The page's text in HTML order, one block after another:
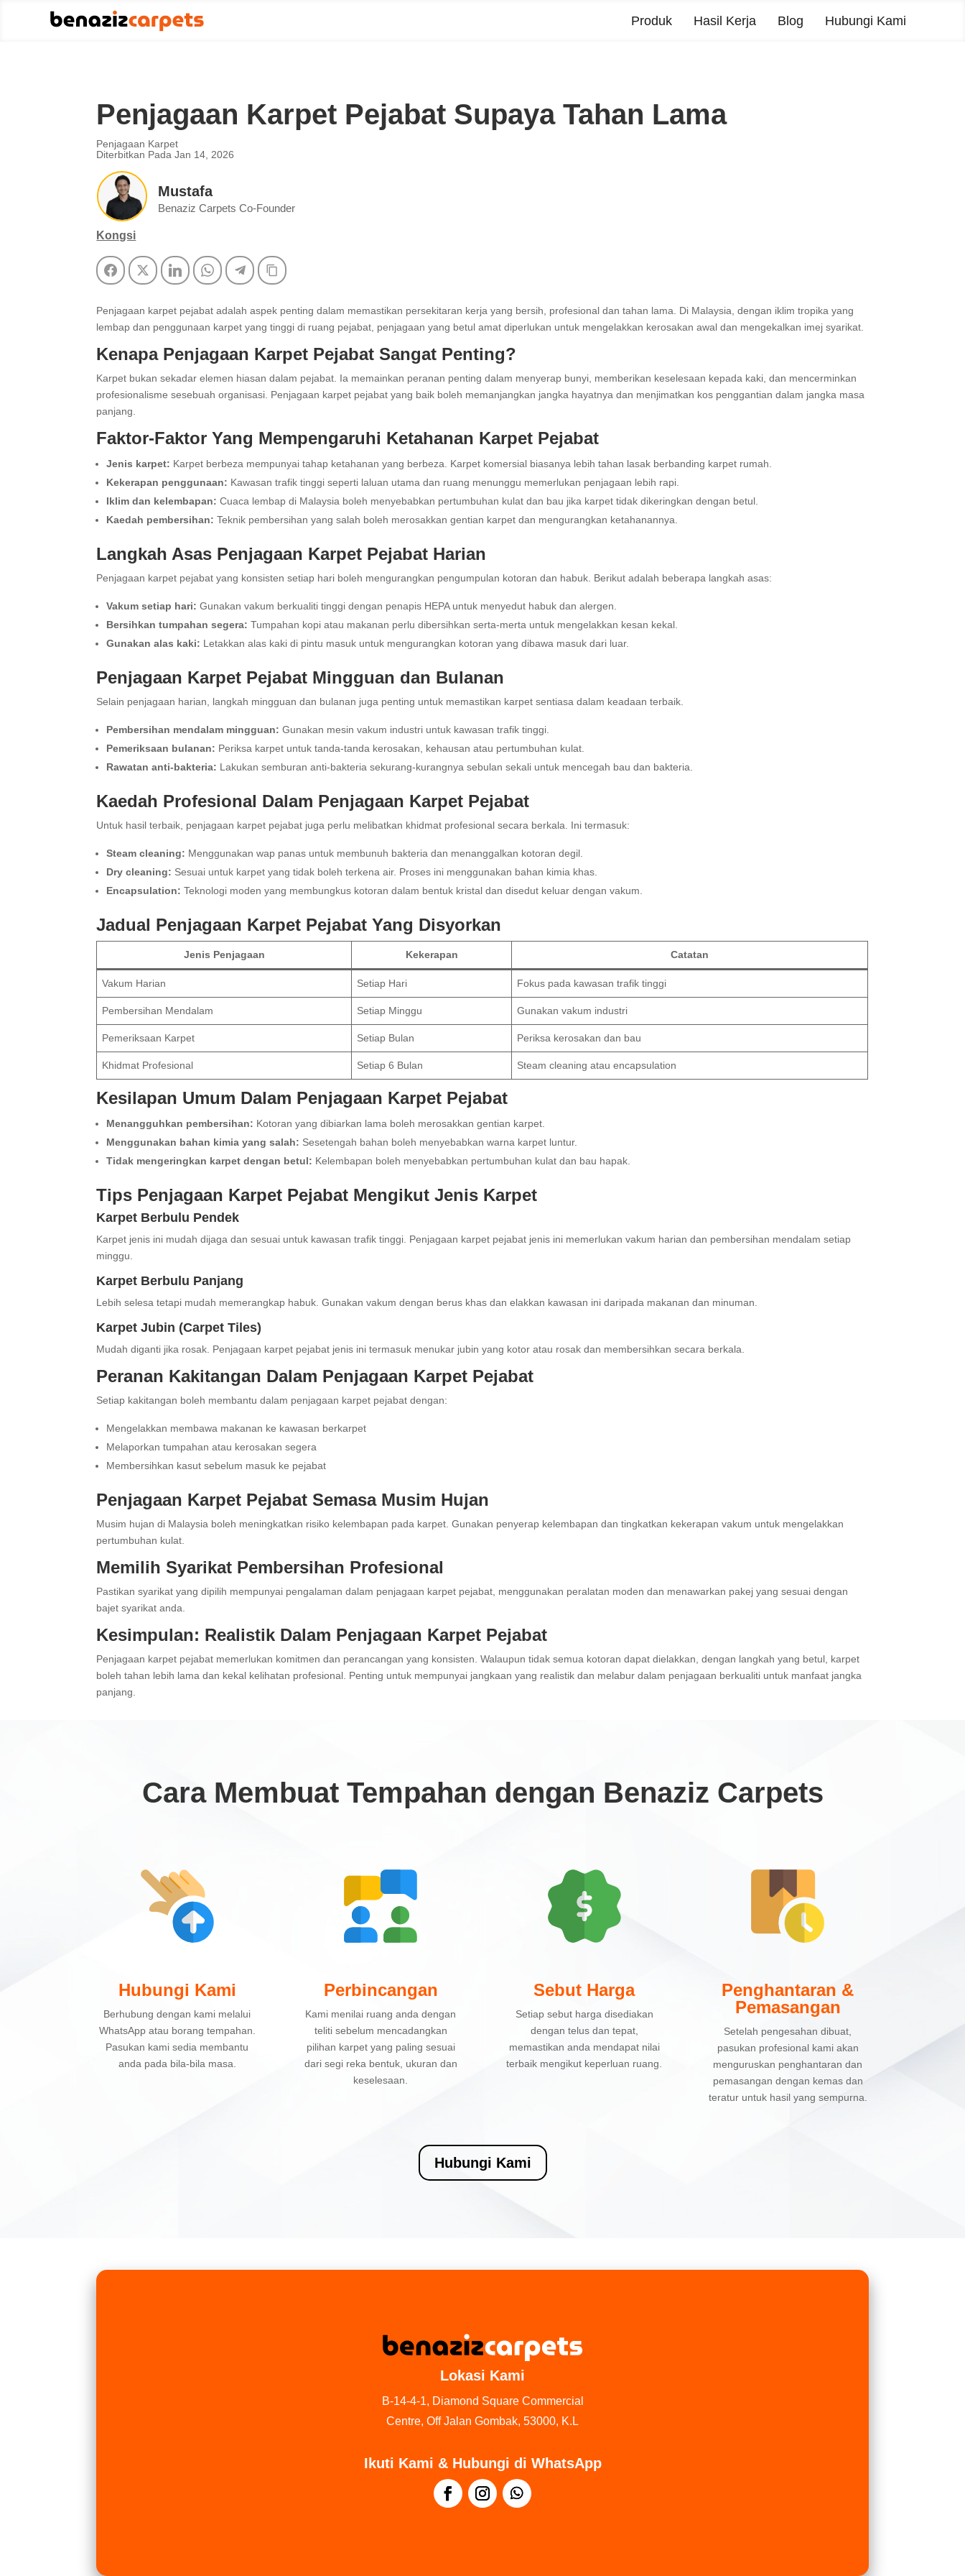
Produk Hasil Kerja Blog Hubungi Kami
Penjagaan Karpet Pejabat Supaya Tahan Lama
Penjagaan Karpet
Diterbitkan Pada Jan 14, 2026
Mustafa
Benaziz Carpets Co-Founder
Kongsi
FacebookTwitter LinkedInWhatsAppTelegramCopy Link
Penjagaan karpet pejabat adalah aspek penting dalam memastikan persekitaran kerja yang bersih, profesional dan tahan lama. Di Malaysia, dengan iklim tropika yang
lembap dan penggunaan karpet yang tinggi di ruang pejabat, penjagaan yang betul amat diperlukan untuk mengelakkan kerosakan awal dan mengekalkan imej syarikat.
Kenapa Penjagaan Karpet Pejabat Sangat Penting?
Karpet bukan sekadar elemen hiasan dalam pejabat. Ia memainkan peranan penting dalam menyerap bunyi, memberikan keselesaan kepada kaki, dan mencerminkan
profesionalisme sesebuah organisasi. Penjagaan karpet pejabat yang baik boleh memanjangkan jangka hayatnya dan menjimatkan kos penggantian dalam jangka masa
panjang.
Faktor-Faktor Yang Mempengaruhi Ketahanan Karpet Pejabat
Jenis karpet: Karpet berbeza mempunyai tahap ketahanan yang berbeza. Karpet komersial biasanya lebih tahan lasak berbanding karpet rumah.
Kekerapan penggunaan: Kawasan trafik tinggi seperti laluan utama dan ruang menunggu memerlukan penjagaan lebih rapi.
Iklim dan kelembapan: Cuaca lembap di Malaysia boleh menyebabkan pertumbuhan kulat dan bau jika karpet tidak dikeringkan dengan betul.
Kaedah pembersihan: Teknik pembersihan yang salah boleh merosakkan gentian karpet dan mengurangkan ketahanannya.
Langkah Asas Penjagaan Karpet Pejabat Harian
Penjagaan karpet pejabat yang konsisten setiap hari boleh mengurangkan pengumpulan kotoran dan habuk. Berikut adalah beberapa langkah asas:
Vakum setiap hari: Gunakan vakum berkualiti tinggi dengan penapis HEPA untuk menyedut habuk dan alergen.
Bersihkan tumpahan segera: Tumpahan kopi atau makanan perlu dibersihkan serta-merta untuk mengelakkan kesan kekal.
Gunakan alas kaki: Letakkan alas kaki di pintu masuk untuk mengurangkan kotoran yang dibawa masuk dari luar.
Penjagaan Karpet Pejabat Mingguan dan Bulanan
Selain penjagaan harian, langkah mingguan dan bulanan juga penting untuk memastikan karpet sentiasa dalam keadaan terbaik.
Pembersihan mendalam mingguan: Gunakan mesin vakum industri untuk kawasan trafik tinggi.
Pemeriksaan bulanan: Periksa karpet untuk tanda-tanda kerosakan, kehausan atau pertumbuhan kulat.
Rawatan anti-bakteria: Lakukan semburan anti-bakteria sekurang-kurangnya sebulan sekali untuk mencegah bau dan bakteria.
Kaedah Profesional Dalam Penjagaan Karpet Pejabat
Untuk hasil terbaik, penjagaan karpet pejabat juga perlu melibatkan khidmat profesional secara berkala. Ini termasuk:
Steam cleaning: Menggunakan wap panas untuk membunuh bakteria dan menanggalkan kotoran degil.
Dry cleaning: Sesuai untuk karpet yang tidak boleh terkena air. Proses ini menggunakan bahan kimia khas.
Encapsulation: Teknologi moden yang membungkus kotoran dalam bentuk kristal dan disedut keluar dengan vakum.
Jadual Penjagaan Karpet Pejabat Yang Disyorkan
Jenis Penjagaan Kekerapan Catatan
Vakum Harian Setiap Hari Fokus pada kawasan trafik tinggi
Pembersihan Mendalam Setiap Minggu Gunakan vakum industri
Pemeriksaan Karpet Setiap Bulan Periksa kerosakan dan bau
Khidmat Profesional Setiap 6 Bulan Steam cleaning atau encapsulation
Kesilapan Umum Dalam Penjagaan Karpet Pejabat
Menangguhkan pembersihan: Kotoran yang dibiarkan lama boleh merosakkan gentian karpet.
Menggunakan bahan kimia yang salah: Sesetengah bahan boleh menyebabkan warna karpet luntur.
Tidak mengeringkan karpet dengan betul: Kelembapan boleh menyebabkan pertumbuhan kulat dan bau hapak.
Tips Penjagaan Karpet Pejabat Mengikut Jenis Karpet
Karpet Berbulu Pendek
Karpet jenis ini mudah dijaga dan sesuai untuk kawasan trafik tinggi. Penjagaan karpet pejabat jenis ini memerlukan vakum harian dan pembersihan mendalam setiap
minggu.
Karpet Berbulu Panjang
Lebih selesa tetapi mudah memerangkap habuk. Gunakan vakum dengan berus khas dan elakkan kawasan ini daripada makanan dan minuman.
Karpet Jubin (Carpet Tiles)
Mudah diganti jika rosak. Penjagaan karpet pejabat jenis ini termasuk menukar jubin yang kotor atau rosak dan membersihkan secara berkala.
Peranan Kakitangan Dalam Penjagaan Karpet Pejabat
Setiap kakitangan boleh membantu dalam penjagaan karpet pejabat dengan:
Mengelakkan membawa makanan ke kawasan berkarpet
Melaporkan tumpahan atau kerosakan segera
Membersihkan kasut sebelum masuk ke pejabat
Penjagaan Karpet Pejabat Semasa Musim Hujan
Musim hujan di Malaysia boleh meningkatkan risiko kelembapan pada karpet. Gunakan penyerap kelembapan dan tingkatkan kekerapan vakum untuk mengelakkan
pertumbuhan kulat.
Memilih Syarikat Pembersihan Profesional
Pastikan syarikat yang dipilih mempunyai pengalaman dalam penjagaan karpet pejabat, menggunakan peralatan moden dan menawarkan pakej yang sesuai dengan
bajet syarikat anda.
Kesimpulan: Realistik Dalam Penjagaan Karpet Pejabat
Penjagaan karpet pejabat memerlukan komitmen dan perancangan yang konsisten. Walaupun tidak semua kotoran dapat dielakkan, dengan langkah yang betul, karpet
boleh tahan lebih lama dan kekal kelihatan profesional. Penting untuk mempunyai jangkaan yang realistik dan melabur dalam penjagaan berkualiti untuk manfaat jangka
panjang.
Cara Membuat Tempahan dengan Benaziz Carpets
Hubungi Kami
Berhubung dengan kami melalui
WhatsApp atau borang tempahan.
Pasukan kami sedia membantu
anda pada bila-bila masa.
Perbincangan
Kami menilai ruang anda dengan
teliti sebelum mencadangkan
pilihan karpet yang paling sesuai
dari segi reka bentuk, ukuran dan
keselesaan.
Sebut Harga
Setiap sebut harga disediakan
dengan telus dan tepat,
memastikan anda mendapat nilai
terbaik mengikut keperluan ruang.
Penghantaran &
Pemasangan
Setelah pengesahan dibuat,
pasukan profesional kami akan
menguruskan penghantaran dan
pemasangan dengan kemas dan
teratur untuk hasil yang sempurna.
Hubungi Kami
Lokasi Kami
B-14-4-1, Diamond Square Commercial
Centre, Off Jalan Gombak, 53000, K.L
Ikuti Kami & Hubungi di WhatsApp